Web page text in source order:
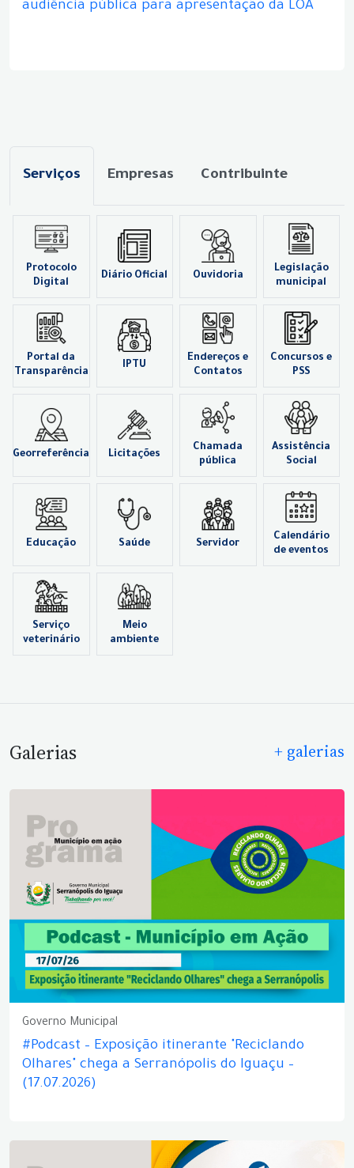
audiência pública para apresentação da LOA
Serviços Empresas Contribuinte
Protocolo
Digital
Diário Oficial Ouvidoria
Legislação
municipal
Portal da
Transparência
IPTU
Endereços e
Contatos
Concursos e
PSS
Georreferência Licitações
Chamada
pública
Assistência
Social
Educação Saúde Servidor
Calendário
de eventos
Serviço
veterinário
Meio
ambiente
Galerias + galerias
Governo Municipal
#Podcast – Exposição itinerante "Reciclando
Olhares" chega a Serranópolis do Iguaçu –
(17.07.2026)